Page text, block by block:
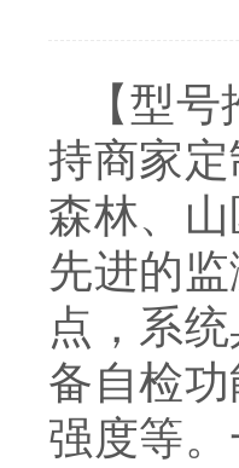
【型
持商家
森林、
先进的
点，系
备自检
强度等